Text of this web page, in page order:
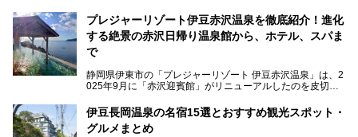
極上温泉です。お湯はもちろん、実はグルメも揃っているん
です。多くのファンを持つ、その圧倒的なこだわりと魅力を
解説します。
プレジャーリゾート伊豆赤沢温泉を徹底紹介！進化
する絶景の赤沢日帰り温泉館から、ホテル、スパま
で
静岡県伊東市の「プレジャーリゾート 伊豆赤沢温泉」は、2
025年9月に「赤沢迎賓館」がリニューアルしたのを皮切り
館」、「RED 28 HOTEL」がリニューアル。さらにこのあ
とグランピング施設のGRAX EARTH FIELD（グラックスア
ースフィールド）、大型屋内アミューズメント施設のPLEA
伊豆長岡温泉の名宿15選とおすすめ観光スポット・
グルメまとめ